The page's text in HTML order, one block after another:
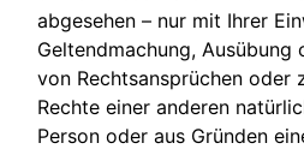
abgesehen – nur mit Ihrer
Geltendmachung, Ausübung
von Rechtsansprüchen oder
Rechte einer anderen
Person oder aus Gründen